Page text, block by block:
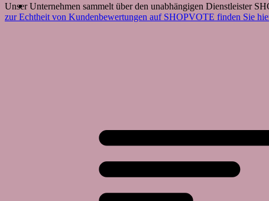
Unser Unternehmen sammelt über den unabhängigen Dienstleister
zur Echtheit von Kundenbewertungen auf SHOPVOTE finden Sie